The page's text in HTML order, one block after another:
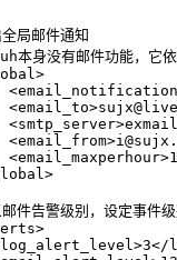
局邮件通知
本身没有邮件功能，它
邮件告警级别，设定事件